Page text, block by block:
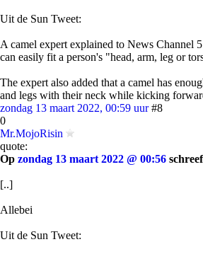
Uit de Sun Tweet:
A camel expert explained to News Channel
can easily fit a person's "head, arm, leg or
The expert also added that a camel has
and legs with their neck while kicking
zondag 13 maart 2022, 00:59 uur #8
0
Mr.MojoRisin
quote:
Op zondag 13 maart 2022 @ 00:56 schreef
[..]
Allebei
Uit de Sun Tweet: